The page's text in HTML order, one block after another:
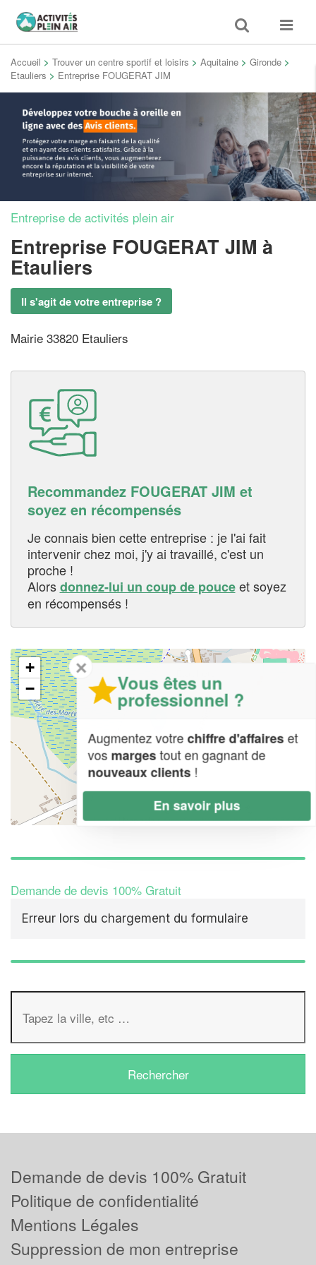
Toggle
search
Toggle
Accueil > Trouver un centre sportif et loisirs > Aquitaine > Gironde >
Etauliers > Entreprise FOUGERAT JIM
Entreprise de activités plein air
Entreprise FOUGERAT JIM à
Etauliers
Il s'agit de votre entreprise ?
Mairie 33820 Etauliers
Recommandez FOUGERAT JIM et
soyez en récompensés
Je connais bien cette entreprise : je l'ai fait
intervenir chez moi, j'y ai travaillé, c'est un
proche !
Alorsdonnez-lui un coup de pouceet soyez
en récompensés !
+
−
Leaflet| Map data ©OpenStreetMap contributors,CC-BY-SA
Demande de devis 100% Gratuit
Erreur lors du chargement du formulaire
✕
Vous êtes un
professionnel ?
Augmentez votrechiffre d'affaireset
vos margestout en gagnant de
nouveaux clients!
En savoir plus
Demande de devis 100% Gratuit
Politique de confidentialité
Mentions Légales
Suppression de mon entreprise